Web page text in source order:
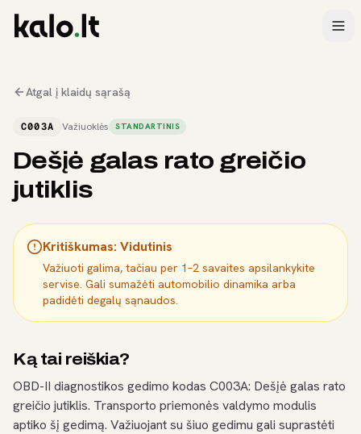
Atgal į klaidų sąrašą
C003A Važiuoklės STANDARTINIS
Dešįė galas rato greičio
jutiklis
Kritiškumas: Vidutinis
Važiuoti galima, tačiau per 1–2 savaites apsilankykite
servise. Gali sumažėti automobilio dinamika arba
padidėti degalų sąnaudos.
Ką tai reiškia?
OBD-II diagnostikos gedimo kodas C003A: Dešįė galas rato
greičio jutiklis. Transporto priemonės valdymo modulis
aptiko šį gedimą. Važiuojant su šiuo gedimu gali suprastėti